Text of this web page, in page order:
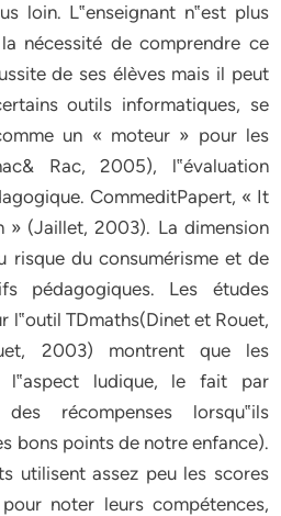
loin. L‟enseignant n‟est plus
nécessité de comprendre ce
de ses élèves mais il peut
outils informatiques, se
un « moteur » pour les
Rac, 2005), l‟évaluation
CommeditPapert, « It
(Jaillet, 2003). La dimension
risque du consumérisme et de
pédagogiques. Les études
l‟outil TDmaths(Dinet et Rouet,
2003) montrent que les
l‟aspect ludique, le fait par
récompenses lorsqu‟ils
bons points de notre enfance).
utilisent assez peu les scores
noter leurs compétences,